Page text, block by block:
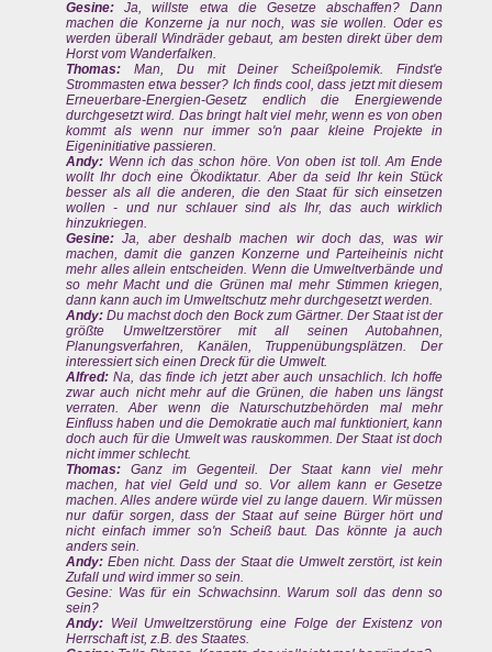
Gesine: Ja, willste etwa die Gesetze abschaffen? Dann
machen die Konzerne ja nur noch, was sie wollen. Oder es
werden überall Windräder gebaut, am besten direkt über dem
Horst vom Wanderfalken.
Thomas: Man, Du mit Deiner Scheißpolemik. Findst'e
Strommasten etwa besser? Ich finds cool, dass jetzt mit diesem
Erneuerbare-Energien-Gesetz endlich die Energiewende
durchgesetzt wird. Das bringt halt viel mehr, wenn es von oben
kommt als wenn nur immer so'n paar kleine Projekte in
Eigeninitiative passieren.
Andy: Wenn ich das schon höre. Von oben ist toll. Am Ende
wollt Ihr doch eine Ökodiktatur. Aber da seid Ihr kein Stück
besser als all die anderen, die den Staat für sich einsetzen
wollen - und nur schlauer sind als Ihr, das auch wirklich
hinzukriegen.
Gesine: Ja, aber deshalb machen wir doch das, was wir
machen, damit die ganzen Konzerne und Parteiheinis nicht
mehr alles allein entscheiden. Wenn die Umweltverbände und
so mehr Macht und die Grünen mal mehr Stimmen kriegen,
dann kann auch im Umweltschutz mehr durchgesetzt werden.
Andy: Du machst doch den Bock zum Gärtner. Der Staat ist der
größte Umweltzerstörer mit all seinen Autobahnen,
Planungsverfahren, Kanälen, Truppenübungsplätzen. Der
interessiert sich einen Dreck für die Umwelt.
Alfred: Na, das finde ich jetzt aber auch unsachlich. Ich hoffe
zwar auch nicht mehr auf die Grünen, die haben uns längst
verraten. Aber wenn die Naturschutzbehörden mal mehr
Einfluss haben und die Demokratie auch mal funktioniert, kann
doch auch für die Umwelt was rauskommen. Der Staat ist doch
nicht immer schlecht.
Thomas: Ganz im Gegenteil. Der Staat kann viel mehr
machen, hat viel Geld und so. Vor allem kann er Gesetze
machen. Alles andere würde viel zu lange dauern. Wir müssen
nur dafür sorgen, dass der Staat auf seine Bürger hört und
nicht einfach immer so'n Scheiß baut. Das könnte ja auch
anders sein.
Andy: Eben nicht. Dass der Staat die Umwelt zerstört, ist kein
Zufall und wird immer so sein.
Gesine: Was für ein Schwachsinn. Warum soll das denn so
sein?
Andy: Weil Umweltzerstörung eine Folge der Existenz von
Herrschaft ist, z.B. des Staates.